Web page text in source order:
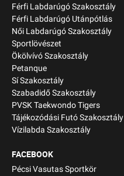
Férfi Labdarúgó Szakosztály
Férfi Labdarúgó Utánpótlás
Női Labdarúgó Szakosztály
Sportlövészet
Ökölvívó Szakosztály
Petanque
Sí Szakosztály
Szabadidő Szakosztály
PVSK Taekwondo Tigers
Tájékozódási Futó Szakosztály
Vízilabda Szakosztály
FACEBOOK
Pécsi Vasutas Sportkör